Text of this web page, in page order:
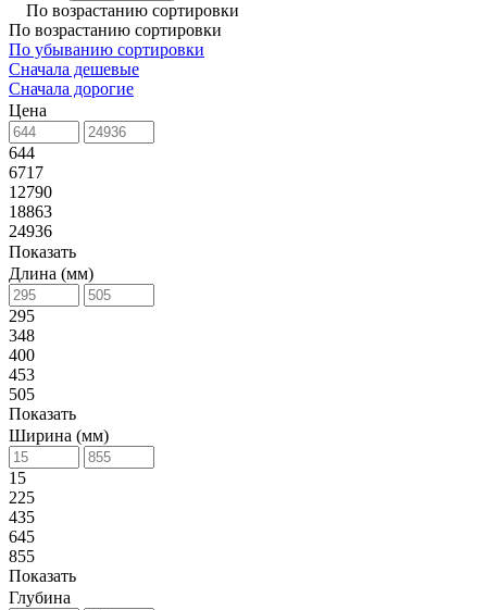
По возрастанию сортировки
По возрастанию сортировки
По убыванию сортировки
Сначала дешевые
Сначала дорогие
Цена
644
6717
12790
18863
24936
Показать
Длина (мм)
295
348
400
453
505
Показать
Ширина (мм)
15
225
435
645
855
Показать
Глубина